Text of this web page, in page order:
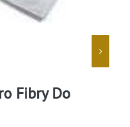
Fibry Do